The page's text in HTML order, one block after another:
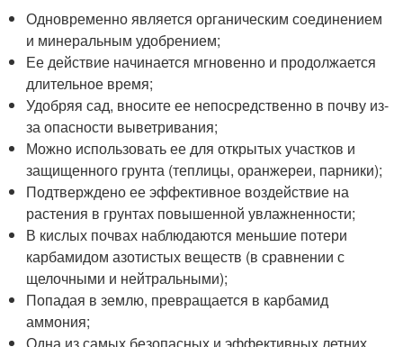
Одновременно является органическим соединением
и минеральным удобрением;
Ее действие начинается мгновенно и продолжается
длительное время;
Удобряя сад, вносите ее непосредственно в почву из-
за опасности выветривания;
Можно использовать ее для открытых участков и
защищенного грунта (теплицы, оранжереи, парники);
Подтверждено ее эффективное воздействие на
растения в грунтах повышенной увлажненности;
В кислых почвах наблюдаются меньшие потери
карбамидом азотистых веществ (в сравнении с
щелочными и нейтральными);
Попадая в землю, превращается в карбамид
аммония;